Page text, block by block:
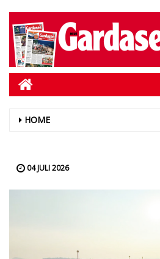
HOME
04 JULI 2026